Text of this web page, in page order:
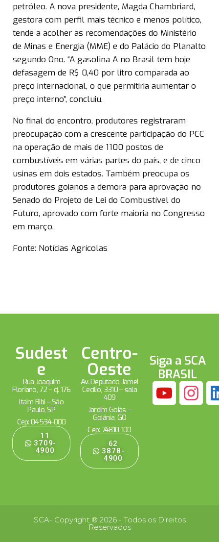
petróleo. A nova presidente, Magda Chambriard,
gestora com perfil mais técnico e menos político,
tende a acolher as recomendações do Ministério
de Minas e Energia (MME) e do Palácio do Planalto
segundo Ono. “A gasolina A no Brasil tem hoje
defasagem de R$ 0,40 por litro comparada ao
preço internacional, o que permitiria aumentar o
preço interno”, concluiu.
No final do encontro, produtores registraram
preocupação com a crescente participação do PCC
na operação de mais de 1100 postos de
combustíveis em várias partes do país, e de cinco
usinas em dois estados. Também preocupa os
produtores goianos a demora para aprovação no
Senado do Projeto de Lei do Combustível do
Futuro, aprovado com forte maioria no Congresso
em março.
Fonte: Notícias Agrícolas
Sudest
e
Rua Joaquim
Floriano, 72 – cj. 176
Itaim Bibi – São
Paulo, SP
Cep: 04534-000
11
3709-
4900
Centro-
Oeste
Av. Deputado Jamel
Cecílio, 3310 – sala
409
Jardim Goiás –
Goiânia, GO
Cep: 74810-100
62
3878-
4900
Siga a SCA
BRASIL
SCA- Copyright ® 2026 - Todos os Direitos
Reservados